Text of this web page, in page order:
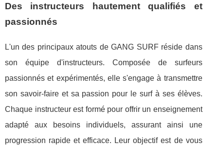
Des instructeurs hautement qualifiés et
passionnés
L'un des principaux atouts de GANG SURF réside dans
son équipe d'instructeurs. Composée de surfeurs
passionnés et expérimentés, elle s'engage à transmettre
son savoir-faire et sa passion pour le surf à ses élèves.
Chaque instructeur est formé pour offrir un enseignement
adapté aux besoins individuels, assurant ainsi une
progression rapide et efficace. Leur objectif est de vous